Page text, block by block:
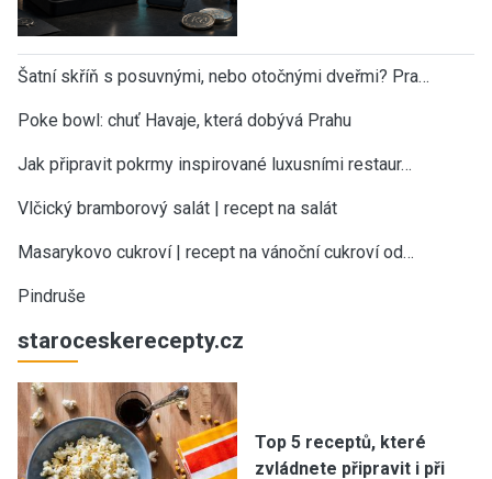
Šatní skříň s posuvnými, nebo otočnými dveřmi? Pra…
Poke bowl: chuť Havaje, která dobývá Prahu
Jak připravit pokrmy inspirované luxusními restaur…
Vlčický bramborový salát | recept na salát
Masarykovo cukroví | recept na vánoční cukroví od…
Pindruše
staroceskerecepty.cz
Top 5 receptů, které
zvládnete připravit i při